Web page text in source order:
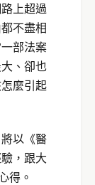
上超過
不盡相
部法案
、卻也
麼引起
以《醫
，跟大
得。